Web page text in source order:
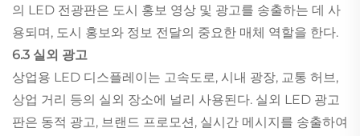
의 LED 전광판은 도시 홍보 영상 및 광고를 송출하는 데 사
용되며, 도시 홍보와 정보 전달의 중요한 매체 역할을 한다.
6.3 실외 광고
상업용 LED 디스플레이는 고속도로, 시내 광장, 교통 허브,
상업 거리 등의 실외 장소에 널리 사용된다. 실외 LED 광고
판은 동적 광고, 브랜드 프로모션, 실시간 메시지를 송출하여